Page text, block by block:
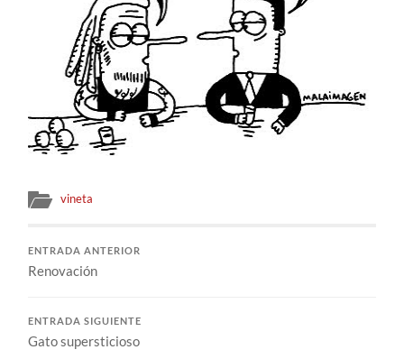
vineta
ENTRADA ANTERIOR
Renovación
ENTRADA SIGUIENTE
Gato supersticioso